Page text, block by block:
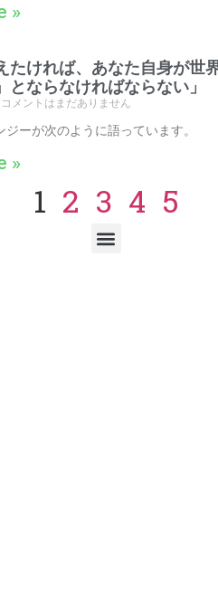
»
たければ、あなた自身が世
とならなければならない」
コメントはまだありません
ジーが次のように語っています。
»
1 2 3 4 5